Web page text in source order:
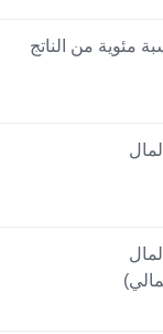
مئوية من الناتج